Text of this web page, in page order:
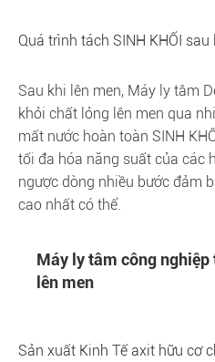
Quá trình tách SINH KHỐI
Sau khi lên men, Máy ly tâm
khỏi chất lỏng lên men qua
mất nước hoàn toàn SINH
tối đa hóa năng suất của các
ngược dòng nhiều bước đảm
cao nhất có thể.
Máy ly tâm công
lên men
Sản xuất Kinh Tế axit hữu cơ